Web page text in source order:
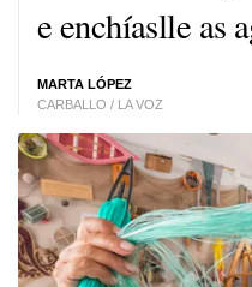
e enchíaslle as
MARTA LÓPEZ
CARBALLO / LA VOZ